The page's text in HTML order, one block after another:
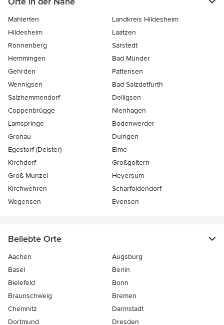
Mahlerten
Landkreis Hildesheim
Hildesheim
Laatzen
Ronnenberg
Sarstedt
Hemmingen
Bad Münder
Gehrden
Pattensen
Wennigsen
Bad Salzdetfurth
Salzhemmendorf
Delligsen
Coppenbrügge
Nienhagen
Lamspringe
Bodenwerder
Gronau
Duingen
Egestorf (Deister)
Eime
Kirchdorf
Großgoltern
Groß Munzel
Heyersum
Kirchwehren
Scharfoldendorf
Wegensen
Evensen
Beliebte Orte
Aachen
Augsburg
Basel
Berlin
Bielefeld
Bonn
Braunschweig
Bremen
Chemnitz
Darmstadt
Dortmund
Dresden